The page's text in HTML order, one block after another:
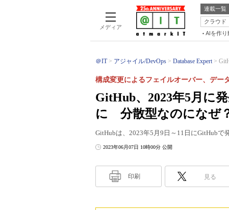
メディア
連載一覧
クラウド
AIを作
＠IT アジャイル/DevOps Database Expert
GitHub、2023年5月に
に 分散型なのになぜ
構成変更によるフェイルオーバー、デー
GitHubは、2023年5月9日～11日にGitHubで
2023年06月07日 10時00分 公開
印刷 見る